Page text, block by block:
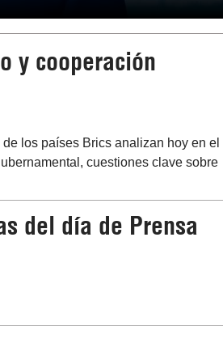
y cooperación
los países Brics analizan hoy en el
cuestiones clave sobre
del día de Prensa